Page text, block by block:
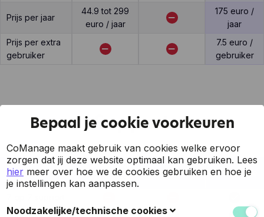
Prijs per jaar
44.9 tot 299
euro / jaar
175 euro /
jaar
Prijs per extra
gebruiker
7.5 euro /
gebruiker
Support
Feature
Eenvoudigf
Factsys CoManage
Bepaal je cookie voorkeuren
CoManage maakt gebruik van cookies welke ervoor
zorgen dat jij deze website optimaal kan gebruiken. Lees
hier meer over hoe we de cookies gebruiken en hoe je
je instellingen kan aanpassen.
Noodzakelijke/technische cookies